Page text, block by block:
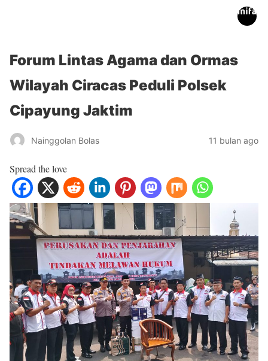
Forum Lintas Agama dan Ormas
Wilayah Ciracas Peduli Polsek
Cipayung Jaktim
Nainggolan Bolas 11 bulan ago
Spread the love